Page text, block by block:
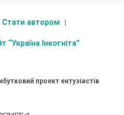
Стати автором
“Україна Інкогніта”
проект ентузіастів